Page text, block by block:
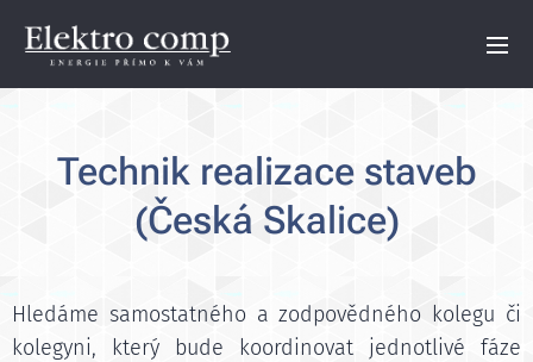
Technik realizace staveb
(Česká Skalice)
Hledáme samostatného a zodpovědného kolegu či
kolegyni, který bude koordinovat jednotlivé fáze